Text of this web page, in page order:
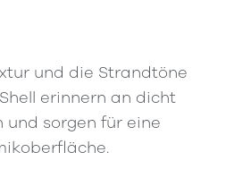
und die Strandtöne
erinnern an dicht
sorgen für eine